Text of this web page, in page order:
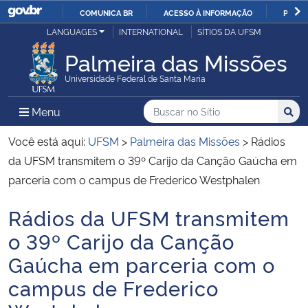
IR
O
COMUNICA BR ACESSO À INFORMAÇÃO
Ministério da Justiça e Segurança Pública
Ministério da Defesa
Ministério das Relações Exteriores
Ministério da Economia
Ministério da Infraestrutura
Ministério da Agricultura, Pecuária e Abastecimento
Ministério da Educação
LANGUAGES INTERNATIONAL SÍTIOS DA UFSM
Palmeira das Missões
Universidade Federal de Santa Maria
Menu Menu Principal do Sítio
Busca
Buscar no no Sítio
Busca:
Você está aqui: UFSM > Palmeira das Missões > Rádios
da UFSM transmitem o 39º Carijo da Canção Gaúcha em
parceria com o campus de Frederico Westphalen
Início do conteúdo
Rádios da UFSM transmitem
o 39º Carijo da Canção
Gaúcha em parceria com o
campus de Frederico